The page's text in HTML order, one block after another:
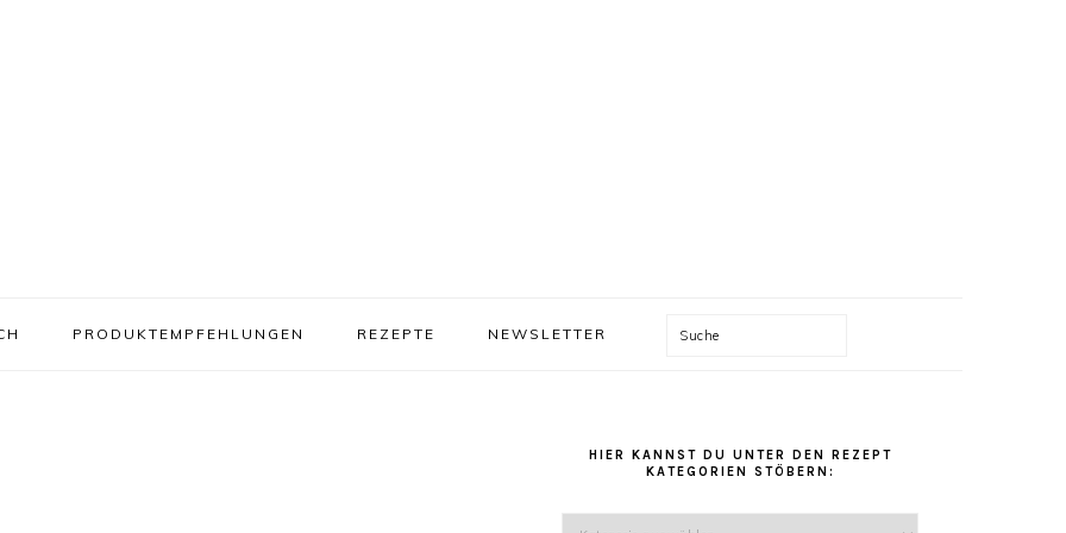
PRODUKTEMPFEHLUNGEN REZEPTE NEWSLETTER Suche
SIDEBAR
HIER KANNST DU UNTER DEN REZEPT
KATEGORIEN STÖBERN: